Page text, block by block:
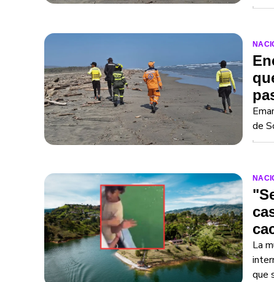
de
La
que